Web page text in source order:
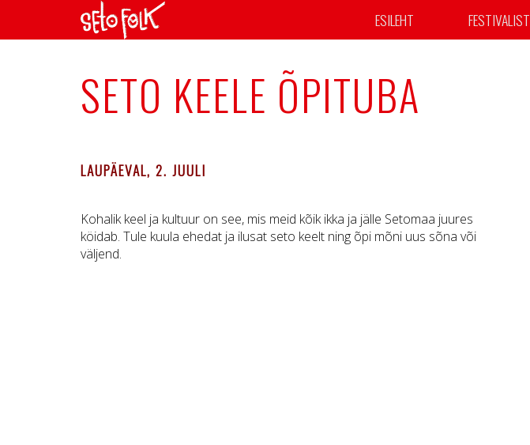
ESILEHT FESTIVALIST
SETO KEELE ÕPITUBA
LAUPÄEVAL, 2. JUULI
Kohalik keel ja kultuur on see, mis meid kõik ikka ja jälle Setomaa juures
köidab. Tule kuula ehedat ja ilusat seto keelt ning õpi mõni uus sõna või
väljend.